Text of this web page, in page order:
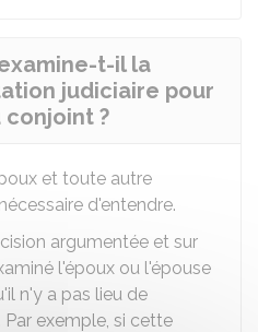
t-il la
judiciaire pour
?
et toute autre
d'entendre.
argumentée et sur
l'époux ou l'épouse
n'y a pas lieu de
exemple, si cette